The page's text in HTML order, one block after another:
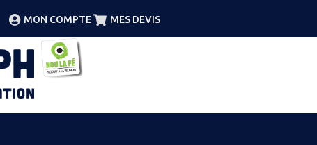
MON COMPTE MES DEVIS